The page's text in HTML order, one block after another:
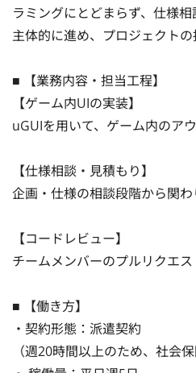
ラミングにとどまらず、仕様
主体的に進め、プロジェクト
■ 【業務内容・担当工程】
【ゲーム内UIの実装】
uGUIを用いて、ゲーム内のア
【仕様相談・見積もり】
企画・仕様の相談段階から関
【コードレビュー】
チームメンバーのプルリクエ
■ 【働き方】
・契約形態：派遣契約
（週20時間以上のため、社会保